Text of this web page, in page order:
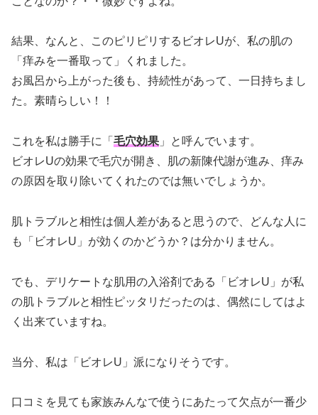
結果、なんと、このピリピリするビオレUが、私の肌の
「痒みを一番取って」くれました。
お風呂から上がった後も、持続性があって、一日持ちまし
た。素晴らしい！！
これを私は勝手に「 毛穴効果 」と呼んでいます。
ビオレUの効果で毛穴が開き、肌の新陳代謝が進み、痒み
の原因を取り除いてくれたのでは無いでしょうか。
肌トラブルと相性は個人差があると思うので、どんな人に
も「ビオレU」が効くのかどうか？は分かりません。
でも、デリケートな肌用の入浴剤である「ビオレU」が私
の肌トラブルと相性ピッタリだったのは、偶然にしてはよ
く出来ていますね。
当分、私は「ビオレU」派になりそうです。
口コミを見ても家族みんなで使うにあたって欠点が一番少